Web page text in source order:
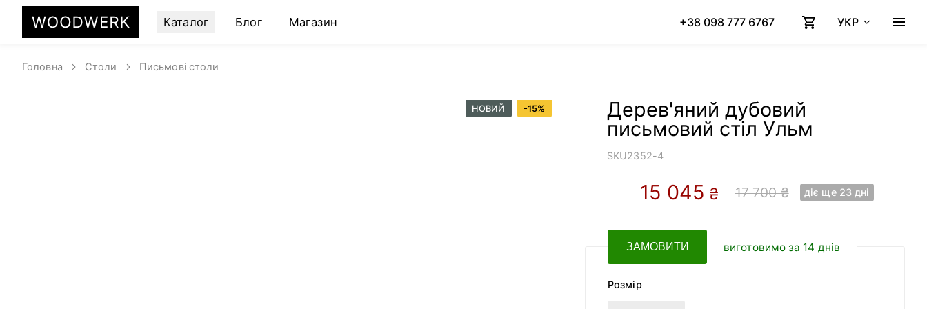
Каталог Блог Магазин +38 098 777 6767 УКР
Головна Столи Письмові столи
НОВИЙ -15%
Дерев'яний дубовий
письмовий стіл Ульм
SKU2352-4
15 045 ₴ 17 700 ₴ діє ще 23 днi
ЗАМОВИТИ виготовимо за 14 днів
Розмір